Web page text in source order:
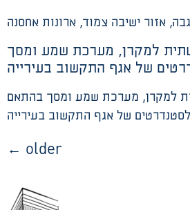
למקרן, מערכת שמע ומסך
למקרן, מערכת שמע ומסך בהתאם
← older